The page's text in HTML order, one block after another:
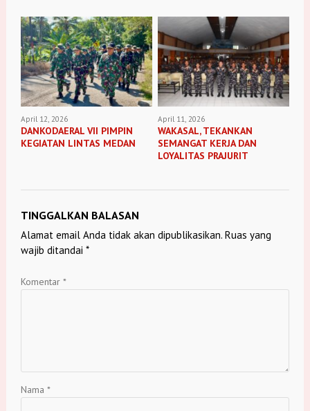
April 12, 2026
DANKODAERAL VII PIMPIN
KEGIATAN LINTAS MEDAN
April 11, 2026
WAKASAL, TEKANKAN
SEMANGAT KERJA DAN
LOYALITAS PRAJURIT
TINGGALKAN BALASAN
Alamat email Anda tidak akan dipublikasikan. Ruas yang
wajib ditandai *
Komentar *
Nama *